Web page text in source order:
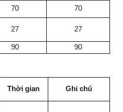
70
70
27 27
90 90
Thời gian Ghi chú